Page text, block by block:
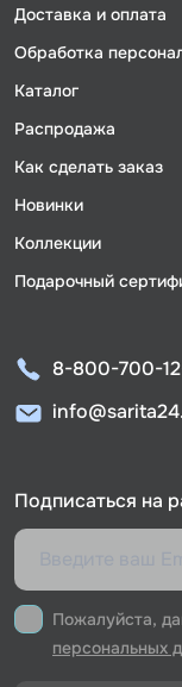
Доставка и оплата
Обработка
Каталог
Распродажа
Как сделать заказ
Новинки
Коллекции
Подарочный
8-800-700-
Подписаться на
Пожалуйста,
персональных